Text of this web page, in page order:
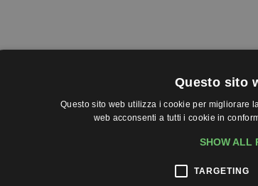
che vendono in Germania
Questo sito
Questo sito web utilizza i cookie per migliorare
web acconsenti a tutti i cookie in
SHOW ALL
TARGETING